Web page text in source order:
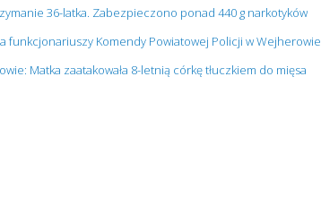
36-latka. Zabezpieczono ponad 440 g narkotyków
funkcjonariuszy Komendy Powiatowej Policji w Wejherowie
Matka zaatakowała 8-letnią córkę tłuczkiem do mięsa